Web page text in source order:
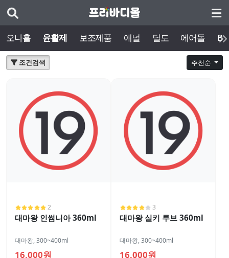
오나홀 윤활제 보조제품 애널 딜도 에어돌
조건검색 추천순
2
대마왕 인썸니아 360ml
대마왕,300~400ml
16,000원
3
대마왕 실키 루브 360ml
대마왕,300~400ml
16,000원